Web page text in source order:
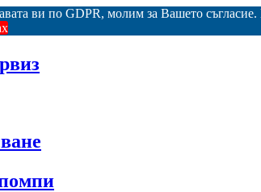
ви по GDPR, молим за Вашето